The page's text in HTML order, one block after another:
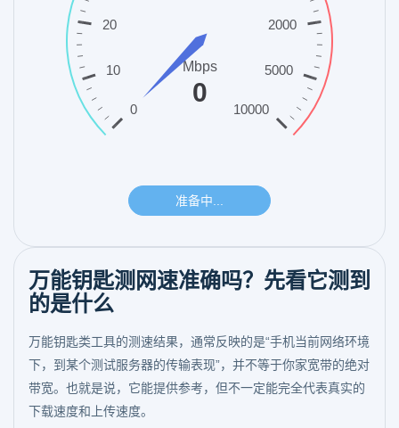
万能钥匙测网速准确吗？先看它测到
的是什么
万能钥匙类工具的测速结果，通常反映的是“手机当前网络环境
下，到某个测试服务器的传输表现”，并不等于你家宽带的绝对
带宽。也就是说，它能提供参考，但不一定能完全代表真实的
下载速度和上传速度。